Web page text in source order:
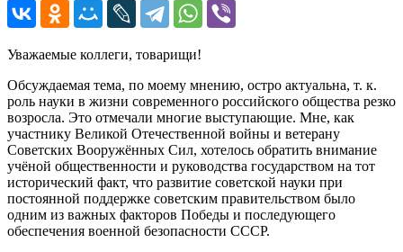
Уважаемые коллеги, товарищи!
Обсуждаемая тема, по моему мнению, остро актуальна, т. к.
роль науки в жизни современного российского общества резко
возросла. Это отмечали многие выступающие. Мне, как
участнику Великой Отечественной войны и ветерану
Советских Вооружённых Сил, хотелось обратить внимание
учёной общественности и руководства государством на тот
исторический факт, что развитие советской науки при
постоянной поддержке советским правительством было
одним из важных факторов Победы и последующего
обеспечения военной безопасности СССР.